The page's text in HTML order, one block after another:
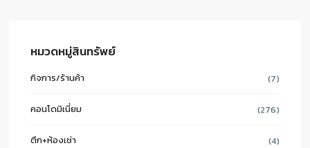
หมวดหมู่สินทรัพย์
กิจการ/ร้านค้า (7)
คอนโดมิเนี่ยม (276)
ตึก+ห้องเช่า (4)